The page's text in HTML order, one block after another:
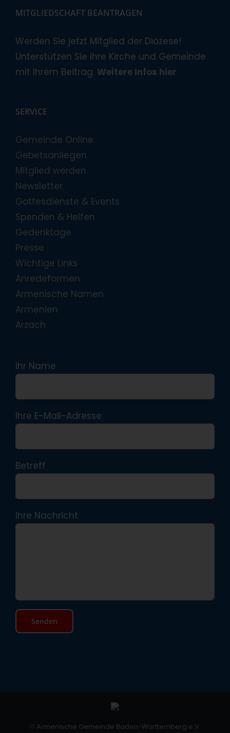
MITGLIEDSCHAFT BEANTRAGEN
Werden Sie jetzt Mitglied der Diözese!
Unterstützen Sie Ihre Kirche und Gemeinde
mit Ihrem Beitrag. Weitere Infos hier
SERVICE
Gemeinde Online
Gebetsanliegen
Mitglied werden
Newsletter
Gottesdienste & Events
Spenden & Helfen
Gedenktage
Presse
Wichtige Links
Anredeformen
Armenische Namen
Armenien
Arzach
Ihr Name
Ihre E-Mail-Adresse
Betreff
Ihre Nachricht
Armenische Gemeinde Baden-Württemberg e.V.